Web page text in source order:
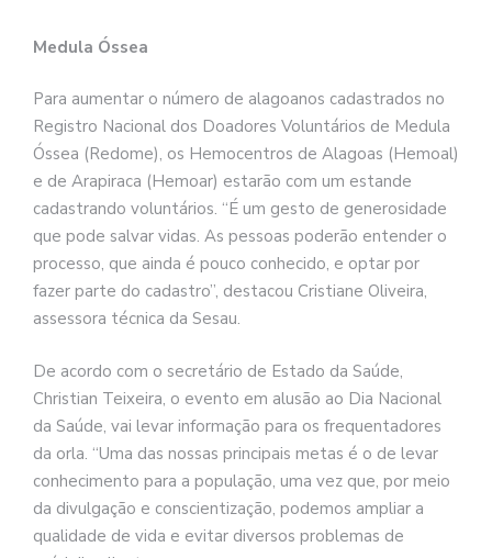
Medula Óssea
Para aumentar o número de alagoanos cadastrados no
Registro Nacional dos Doadores Voluntários de Medula
Óssea (Redome), os Hemocentros de Alagoas (Hemoal)
e de Arapiraca (Hemoar) estarão com um estande
cadastrando voluntários. “É um gesto de generosidade
que pode salvar vidas. As pessoas poderão entender o
processo, que ainda é pouco conhecido, e optar por
fazer parte do cadastro”, destacou Cristiane Oliveira,
assessora técnica da Sesau.
De acordo com o secretário de Estado da Saúde,
Christian Teixeira, o evento em alusão ao Dia Nacional
da Saúde, vai levar informação para os frequentadores
da orla. “Uma das nossas principais metas é o de levar
conhecimento para a população, uma vez que, por meio
da divulgação e conscientização, podemos ampliar a
qualidade de vida e evitar diversos problemas de